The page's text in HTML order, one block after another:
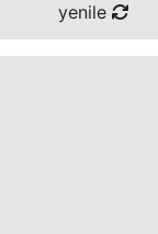
yenile